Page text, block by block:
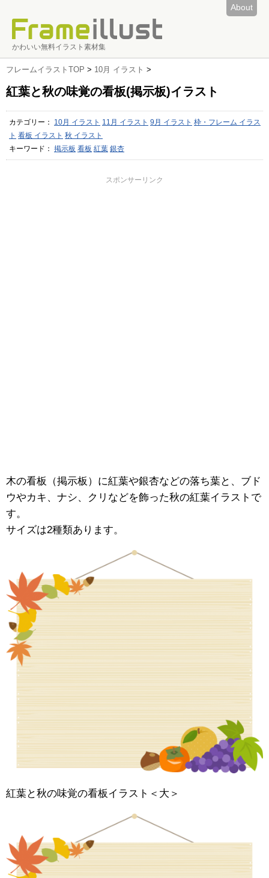
About
かわいい無料イラスト素材集
フレームイラストTOP > 10月 イラスト >
紅葉と秋の味覚の看板(掲示板)イラスト
カテゴリー： 10月 イラスト 11月 イラスト 9月 イラスト 枠・フレーム イラス
ト 看板 イラスト 秋 イラスト
キーワード： 掲示板 看板 紅葉 銀杏
スポンサーリンク
木の看板（掲示板）に紅葉や銀杏などの落ち葉と、ブド
ウやカキ、ナシ、クリなどを飾った秋の紅葉イラストで
す。
サイズは2種類あります。
紅葉と秋の味覚の看板イラスト＜大＞